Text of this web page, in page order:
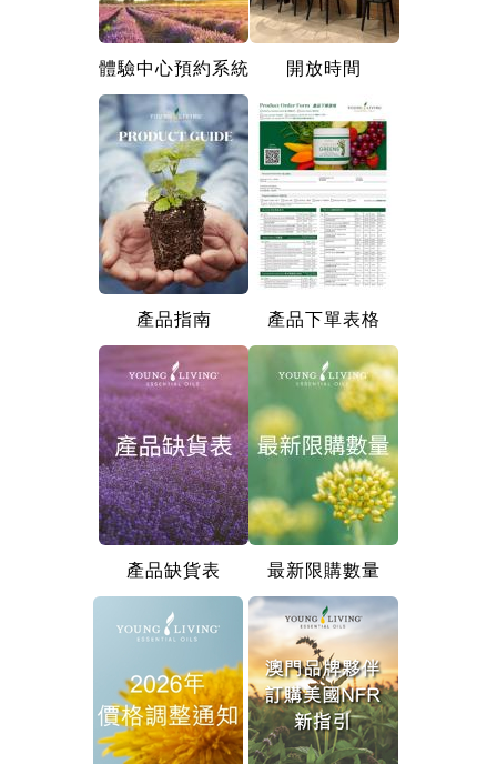
體驗中心預約系統 開放時間
產品指南 產品下單表格
產品缺貨表 最新限購數量